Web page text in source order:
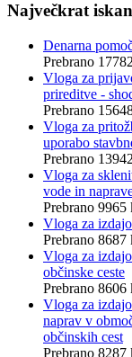
Največkrat
Denarna
Prebrano
Vloga za
prireditve -
Prebrano
Vloga za
uporabo
Prebrano
Vloga za
vode in
Prebrano 9965
Vloga za
Prebrano 8687
Vloga za
občinske ceste
Prebrano 8606
Vloga za
naprav v
občinskih cest
Prebrano 8287